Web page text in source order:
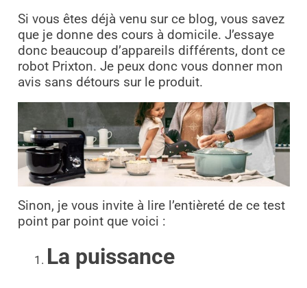
Si vous êtes déjà venu sur ce blog, vous savez
que je donne des cours à domicile. J’essaye
donc beaucoup d’appareils différents, dont ce
robot Prixton. Je peux donc vous donner mon
avis sans détours sur le produit.
Sinon, je vous invite à lire l’entièreté de ce test
point par point que voici :
La puissance